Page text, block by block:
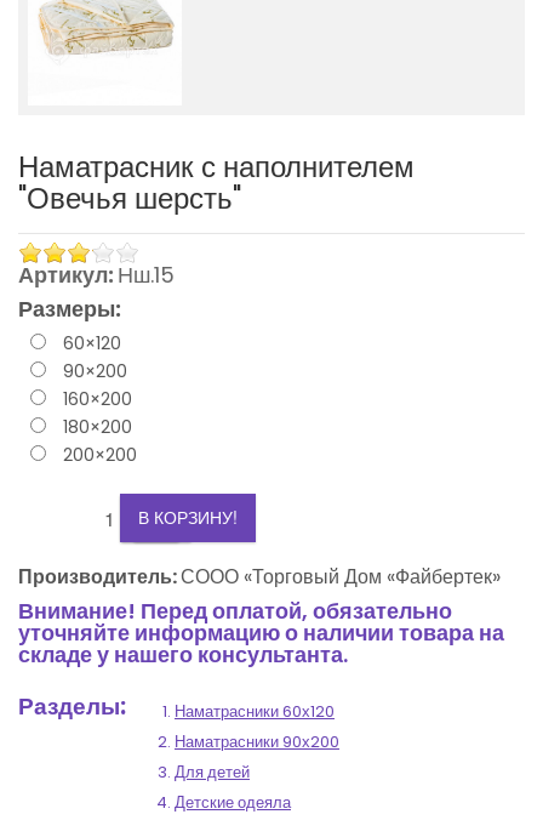
Наматрасник с наполнителем
"Овечья шерсть"
Артикул: Нш.15
Размеры:
60×120
90×200
160×200
180×200
200×200
3
2
1
0
-1
+-
В КОРЗИНУ!
Производитель:СООО «Торговый Дом «Файбертек»
Внимание! Перед оплатой, обязательно
уточняйте информацию о наличии товара на
складе у нашего консультанта.
Разделы:
Наматрасники 60х120
Наматрасники 90х200
Для детей
Детские одеяла